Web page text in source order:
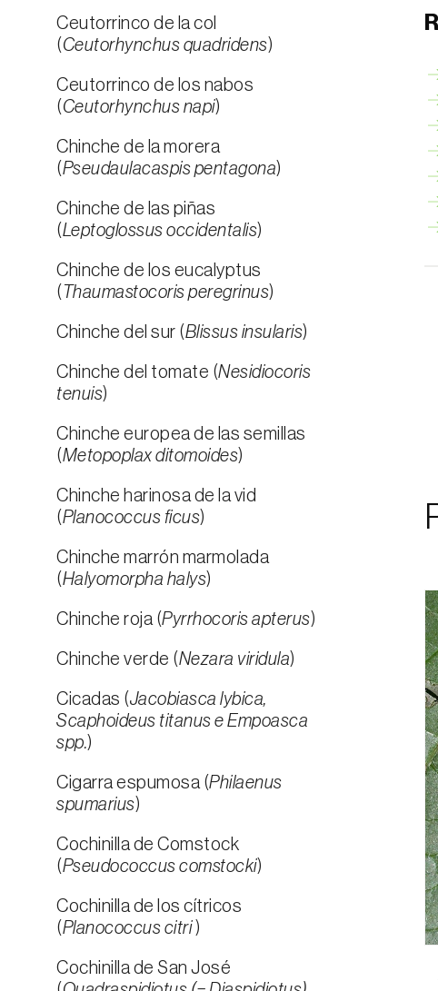
Ceutorrinco de la col
(Ceutorhynchus quadridens)
Ceutorrinco de los nabos
(Ceutorhynchus napi)
Chinche de la morera
(Pseudaulacaspis pentagona)
Chinche de las piñas
(Leptoglossus occidentalis)
Chinche de los eucalyptus
( Thaumastocoris peregrinus)
Chinche del sur (Blissus insularis)
Chinche del tomate (Nesidiocoris
tenuis)
Chinche europea de las semillas
(Metopoplax ditomoides)
Chinche harinosa de la vid
(Planococcus ficus)
Chinche marrón marmolada
(Halyomorpha halys)
Chinche roja (Pyrrhocoris apterus)
Chinche verde (Nezara viridula)
Cicadas (Jacobiasca lybica,
Scaphoideus titanus e Empoasca
spp.)
Cigarra espumosa (Philaenus
spumarius)
Cochinilla de Comstock
(Pseudococcus comstocki)
Cochinilla de los cítricos
(Planococcus citri )
Cochinilla de San José